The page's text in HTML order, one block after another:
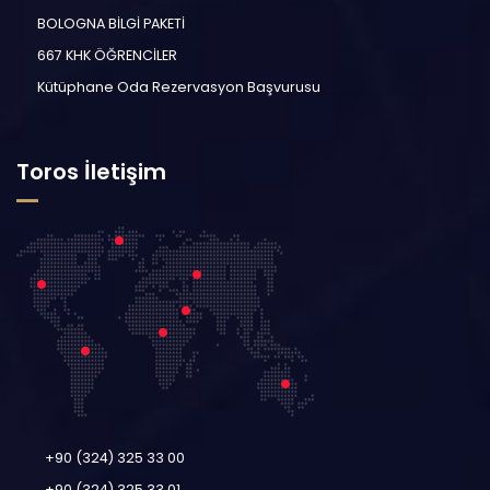
BOLOGNA BİLGİ PAKETİ
667 KHK ÖĞRENCİLER
Kütüphane Oda Rezervasyon Başvurusu
Toros İletişim
+90 (324) 325 33 00